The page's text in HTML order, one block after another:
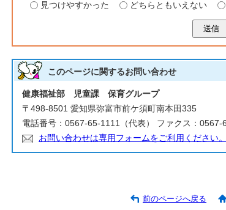
見つけやすかった
どちらともいえない
送信
このページに関するお問い合わせ
健康福祉部 児童課 保育グループ
〒498-8501 愛知県弥富市前ケ須町南本田335
電話番号：0567-65-1111（代表） ファクス：0567-
お問い合わせは専用フォームをご利用ください。
前のページへ戻る